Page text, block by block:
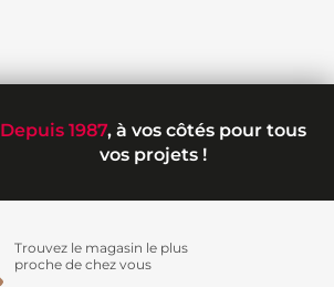
Depuis 1987, à vos côtés pour tous
vos projets !
Trouvez le magasin le plus
proche de chez vous